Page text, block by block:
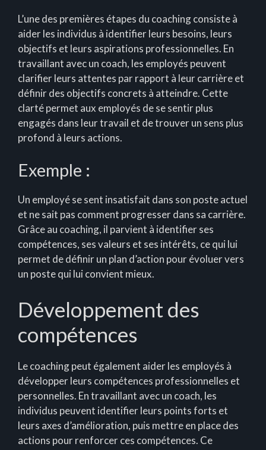
L’une des premières étapes du coaching consiste à
aider les individus à identifier leurs besoins, leurs
objectifs et leurs aspirations professionnelles. En
travaillant avec un coach, les employés peuvent
clarifier leurs attentes par rapport à leur carrière et
définir des objectifs concrets à atteindre. Cette
clarté permet aux employés de se sentir plus
engagés dans leur travail et de trouver un sens plus
profond à leurs actions.
Exemple :
Un employé se sent insatisfait dans son poste actuel
et ne sait pas comment progresser dans sa carrière.
Grâce au coaching, il parvient à identifier ses
compétences, ses valeurs et ses intérêts, ce qui lui
permet de définir un plan d’action pour évoluer vers
un poste qui lui convient mieux.
Développement des
compétences
Le coaching peut également aider les employés à
développer leurs compétences professionnelles et
personnelles. En travaillant avec un coach, les
individus peuvent identifier leurs points forts et
leurs axes d’amélioration, puis mettre en place des
actions pour renforcer ces compétences. Ce